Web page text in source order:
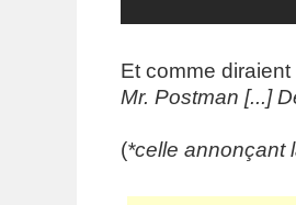
Et comme diraient
Mr. Postman [...]
(*celle annonçant